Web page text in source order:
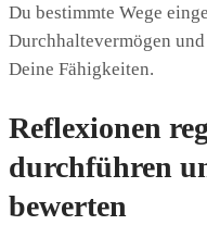
Du bestimmte Wege
Durchhaltevermögen
Deine Fähigkeiten.
Reflexionen
durchführen
bewerten